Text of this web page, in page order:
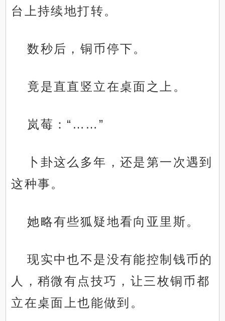
台上持续地打转。
数秒后，铜币停下。
竟是直直竖立在桌面之上。
岚莓：“……”
卜卦这么多年，还是第一次遇到
这种事。
她略有些狐疑地看向亚里斯。
现实中也不是没有能控制钱币的
人，稍微有点技巧，让三枚铜币都
立在桌面上也能做到。